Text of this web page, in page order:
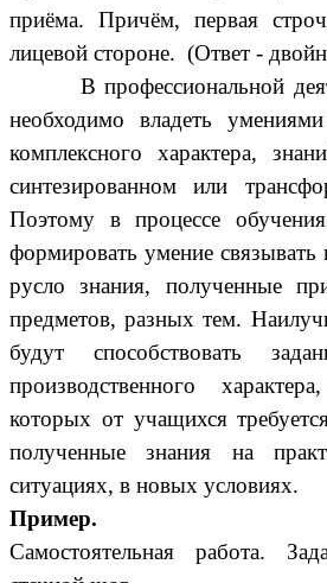
приёма. Причём, первая
лицевой стороне. (Ответ -
В профессиональной
необходимо владеть
комплексного характера,
синтезированном или
Поэтому в процессе
формировать умение связывать
русло знания, полученные
предметов, разных тем.
будут способствовать
производственного
которых от учащихся
полученные знания на
ситуациях, в новых условиях.
Пример.
Самостоятельная работа.